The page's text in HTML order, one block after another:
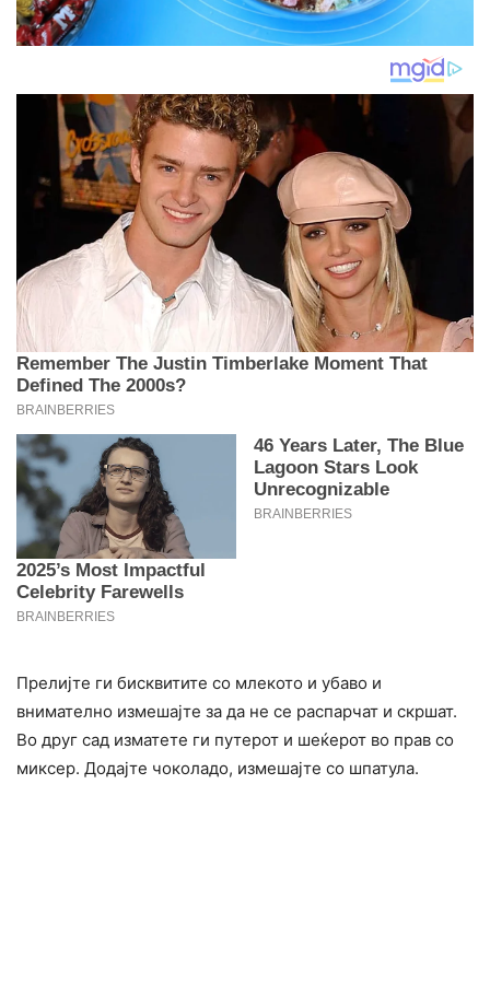
Прелијте ги бисквитите со млекото и убаво и
внимателно измешајте за да не се распарчат и скршат.
Во друг сад изматете ги путерот и шеќерот во прав со
миксер. Додајте чоколадо, измешајте со шпатула.